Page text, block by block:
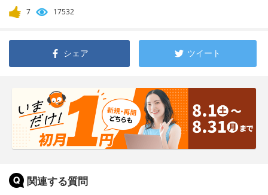
7 17532
シェア ツイート
関連する質問